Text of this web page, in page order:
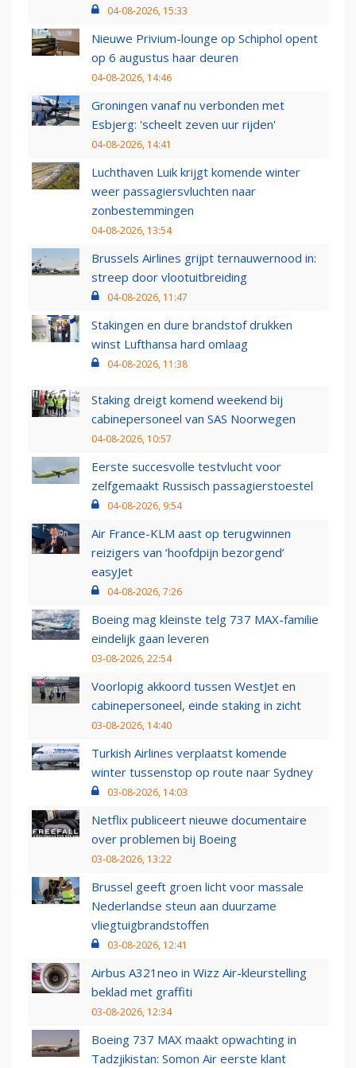
04-08-2026, 15:33
Nieuwe Privium-lounge op Schiphol opent
op 6 augustus haar deuren
04-08-2026, 14:46
Groningen vanaf nu verbonden met
Esbjerg: 'scheelt zeven uur rijden'
04-08-2026, 14:41
Luchthaven Luik krijgt komende winter
weer passagiersvluchten naar
zonbestemmingen
04-08-2026, 13:54
Brussels Airlines grijpt ternauwernood in:
streep door vlootuitbreiding
04-08-2026, 11:47
Stakingen en dure brandstof drukken
winst Lufthansa hard omlaag
04-08-2026, 11:38
Staking dreigt komend weekend bij
cabinepersoneel van SAS Noorwegen
04-08-2026, 10:57
Eerste succesvolle testvlucht voor
zelfgemaakt Russisch passagierstoestel
04-08-2026, 9:54
Air France-KLM aast op terugwinnen
reizigers van ‘hoofdpijn bezorgend’
easyJet
04-08-2026, 7:26
Boeing mag kleinste telg 737 MAX-familie
eindelijk gaan leveren
03-08-2026, 22:54
Voorlopig akkoord tussen WestJet en
cabinepersoneel, einde staking in zicht
03-08-2026, 14:40
Turkish Airlines verplaatst komende
winter tussenstop op route naar Sydney
03-08-2026, 14:03
Netflix publiceert nieuwe documentaire
over problemen bij Boeing
03-08-2026, 13:22
Brussel geeft groen licht voor massale
Nederlandse steun aan duurzame
vliegtuigbrandstoffen
03-08-2026, 12:41
Airbus A321neo in Wizz Air-kleurstelling
beklad met graffiti
03-08-2026, 12:34
Boeing 737 MAX maakt opwachting in
Tadzjikistan: Somon Air eerste klant